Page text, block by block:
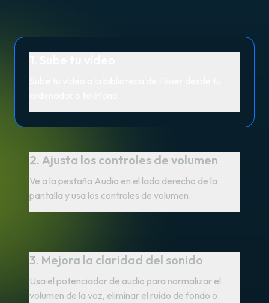
2. Ajusta los controles de volumen
Ve a la pestaña Audio en el lado derecho de la
pantalla y usa los controles de volumen.
3. Mejora la claridad del sonido
Usa el potenciador de audio para normalizar el
volumen de la voz, eliminar el ruido de fondo o